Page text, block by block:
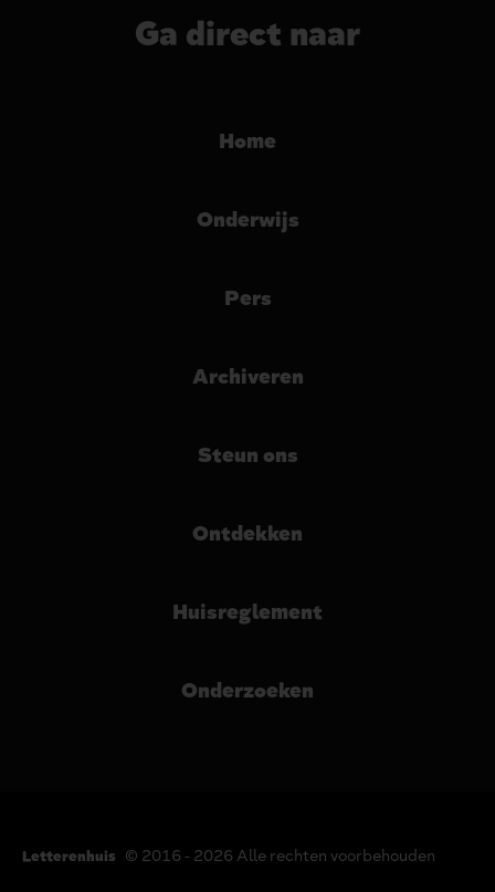
Ga direct naar
Home
Onderwijs
Pers
Archiveren
Steun ons
Ontdekken
Huisreglement
Onderzoeken
Letterenhuis © 2016 - 2026 Alle rechten voorbehouden